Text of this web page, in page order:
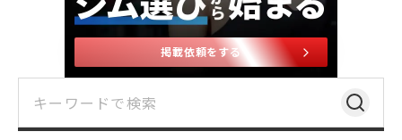
掲載依頼をする